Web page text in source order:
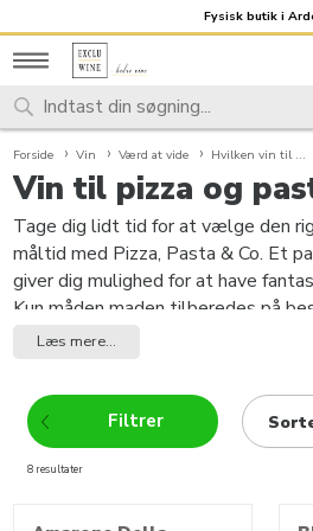
Fragt 59,- Fri fragt
Fysisk butik i
Forside Vin Værd at vide Hvilken vin til ...
Vin til pizza og
Tage dig lidt tid for at vælge den
måltid med Pizza, Pasta & Co. Et
giver dig mulighed for at have
Kun måden maden tilberedes på
Hvilken vin til pizza og pasta? Vi
grad forberedelsen af din mad.
skal pizza altid respekteres.
den rigtige vin. Forsigtighed
med fisk og skaldyr, ansjos, oliven
Læs mere...
Filtrer
8 resultater